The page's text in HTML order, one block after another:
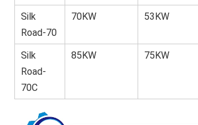
Silk
Road-70
70KW 53KW
Silk
Road-
70C
85KW 75KW